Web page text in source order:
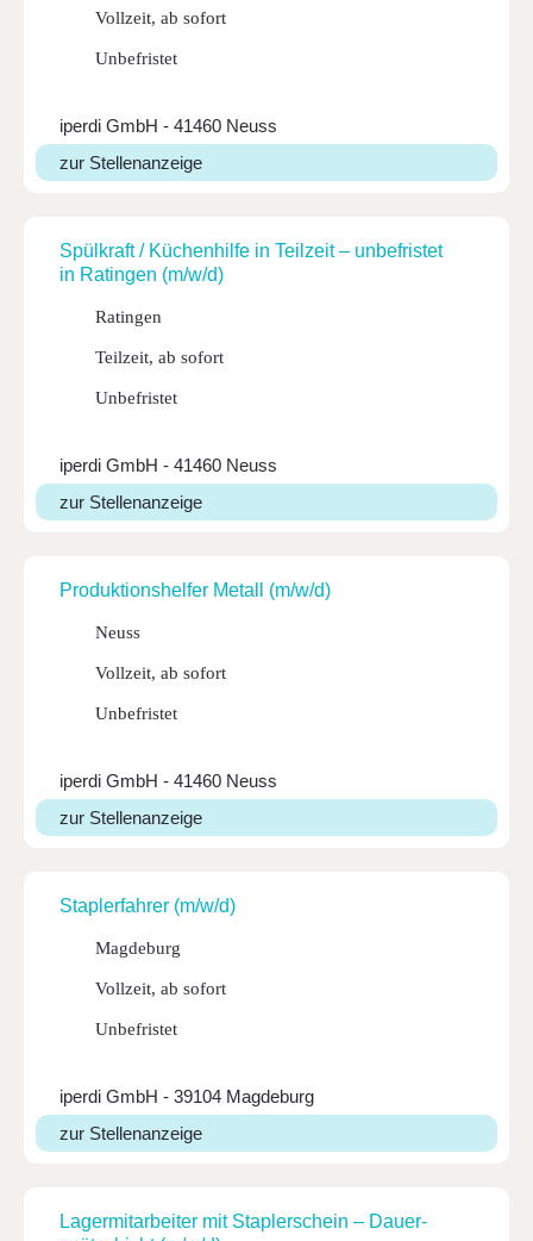
Vollzeit, ab sofort
Unbefristet
iperdi GmbH - 41460 Neuss
zur Stellenanzeige
Spül­kraft / Küchen­hilfe in Teil­zeit – unbe­fristet
in Ratingen (m/w/d)
Ratingen
Teilzeit, ab sofort
Unbefristet
iperdi GmbH - 41460 Neuss
zur Stellenanzeige
Produk­ti­ons­helfer Metall (m/w/d)
Neuss
Vollzeit, ab sofort
Unbefristet
iperdi GmbH - 41460 Neuss
zur Stellenanzeige
Stap­ler­fahrer (m/w/d)
Magdeburg
Vollzeit, ab sofort
Unbefristet
iperdi GmbH - 39104 Magdeburg
zur Stellenanzeige
Lager­mit­ar­beiter mit Stap­ler­schein – Dauer­